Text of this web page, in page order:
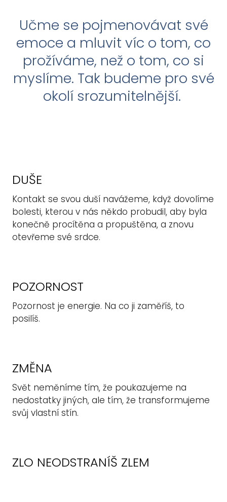
Učme se pojmenovávat své
emoce a mluvit víc o tom, co
prožíváme, než o tom, co si
myslíme. Tak budeme pro své
okolí srozumitelnější.
DUŠE
Kontakt se svou duší navážeme, když dovolíme
bolesti, kterou v nás někdo probudil, aby byla
konečně procítěna a propuštěna, a znovu
otevřeme své srdce.
POZORNOST
Pozornost je energie. Na co ji zaměříš, to
posilíš.
ZMĚNA
Svět neměníme tím, že poukazujeme na
nedostatky jiných, ale tím, že transformujeme
svůj vlastní stín.
ZLO NEODSTRANÍŠ ZLEM